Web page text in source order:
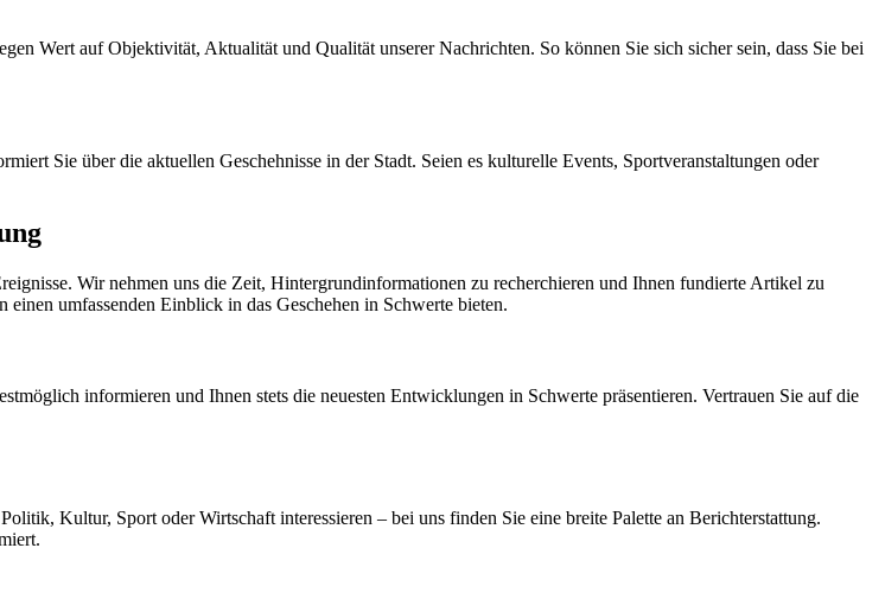
Wert auf Objektivität, Aktualität und Qualität unserer Nachrichten. So können Sie sich sicher sein, dass Sie bei
Sie über die aktuellen Geschehnisse in der Stadt. Seien es kulturelle Events, Sportveranstaltungen oder
Wir nehmen uns die Zeit, Hintergrundinformationen zu recherchieren und Ihnen fundierte Artikel zu
umfassenden Einblick in das Geschehen in Schwerte bieten.
informieren und Ihnen stets die neuesten Entwicklungen in Schwerte präsentieren. Vertrauen Sie auf die
Kultur, Sport oder Wirtschaft interessieren – bei uns finden Sie eine breite Palette an Berichterstattung.